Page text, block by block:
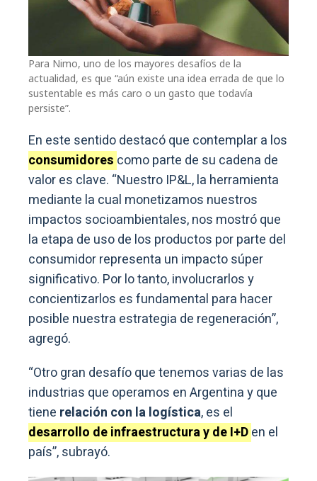
Para Nimo, uno de los mayores desafíos de la
actualidad, es que “aún existe una idea errada de que lo
sustentable es más caro o un gasto que todavía
persiste”.
En este sentido destacó que contemplar a los
consumidores como parte de su cadena de
valor es clave. “Nuestro IP&L, la herramienta
mediante la cual monetizamos nuestros
impactos socioambientales, nos mostró que
la etapa de uso de los productos por parte del
consumidor representa un impacto súper
significativo. Por lo tanto, involucrarlos y
concientizarlos es fundamental para hacer
posible nuestra estrategia de regeneración”,
agregó.
“Otro gran desafío que tenemos varias de las
industrias que operamos en Argentina y que
tiene relación con la logística, es el
desarrollo de infraestructura y de I+Den el
país”, subrayó.